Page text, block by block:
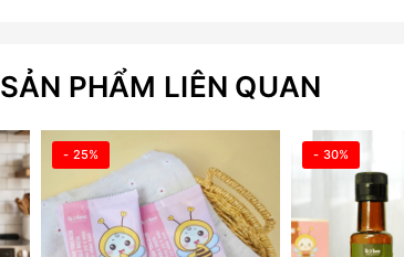
SẢN PHẨM LIÊN QUAN
- 25% - 30%